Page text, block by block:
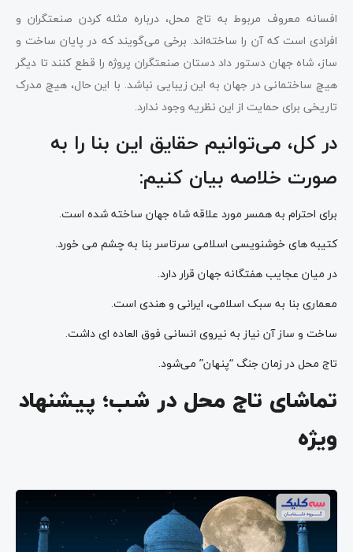
افسانه معروف مربوط به تاج محل، درباره مثله کردن صنعتگران و
افرادی است که آن را ساخته‌اند. برخی می‌گویند که در پایان ساخت و
ساز، شاه جهان دستور داد دستان صنعتگران پروژه را قطع کنند تا دیگر
هیچ ساختمانی در جهان به این زیبایی نباشد. با این حال، هیچ مدرک
تاریخی برای حمایت از این نظریه وجود ندارد.
در کل، می‌توانیم حقایق این بنا را به
صورت خلاصه بیان کنیم:
برای احترام به همسر مورد علاقه شاه جهان ساخته شده است.
کتیبه های خوشنویسی اسلامی سرتاسر بنا به چشم می خورد.
در میان عجایب هفتگانه جهان قرار دارد.
معماری بنا به سبک اسلامی، ایرانی و هندی است.
ساخت و ساز آن نیاز به نیروی انسانی فوق العاده ای داشت.
تاج محل در زمان جنگ “پنهان” می‌شود.
تماشای تاج محل در شب؛ پیشنهاد
ویژه